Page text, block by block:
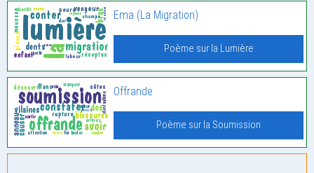
Ema (La Migration)
Poème sur la Lumière
Offrande
Poème sur la Soumission